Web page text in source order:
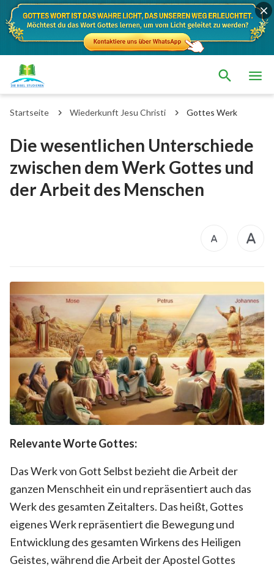
Startseite Wiederkunft Jesu Christi Gottes Werk
Die wesentlichen Unterschiede
zwischen dem Werk Gottes und
der Arbeit des Menschen
Relevante Worte Gottes:
Das Werk von Gott Selbst bezieht die Arbeit der
ganzen Menschheit ein und repräsentiert auch das
Werk des gesamten Zeitalters. Das heißt, Gottes
eigenes Werk repräsentiert die Bewegung und
Entwicklung des gesamten Wirkens des Heiligen
Geistes, während die Arbeit der Apostel Gottes